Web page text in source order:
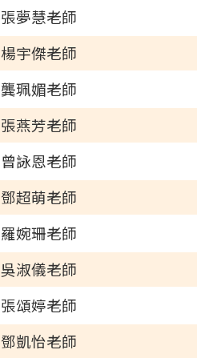
張夢慧老師
楊宇傑老師
龔珮媚老師
張燕芳老師
曾詠恩老師
鄧超萌老師
羅婉珊老師
吳淑儀老師
張頌婷老師
鄧凱怡老師